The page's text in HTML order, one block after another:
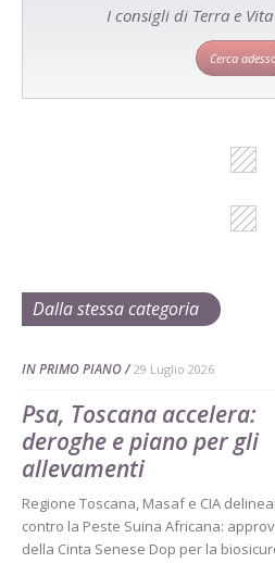
I consigli di Terra e
Cerca
Dalla stessa categoria
IN PRIMO PIANO 29 Luglio 2026
Psa, Toscana accelera:
deroghe e piano per gli
allevamenti
Regione Toscana, Masaf e CIA
contro la Peste Suina Africana:
della Cinta Senese Dop per la